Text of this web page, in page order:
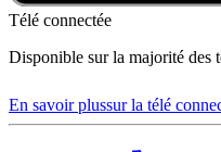
Télé connectée
Disponible sur la majorité des
En savoir plussur la télé